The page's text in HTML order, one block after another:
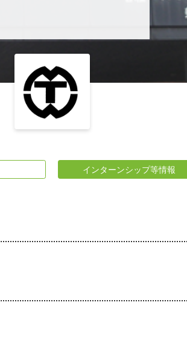
インターンシップ等情報